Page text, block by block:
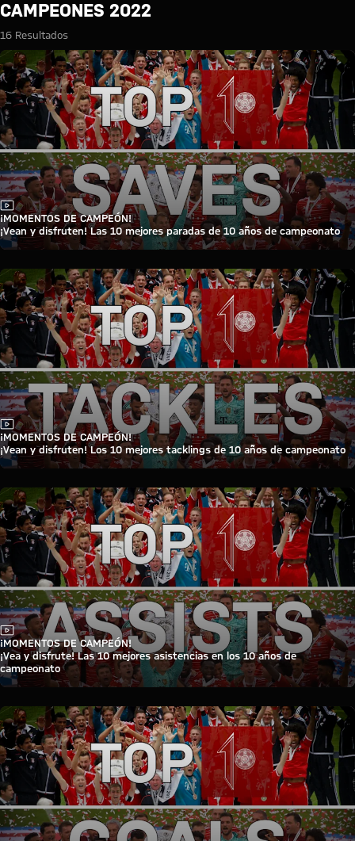
Búsqueda: Campeones 2022
CAMPEONES 2022
16 Resultados
Vídeo
¡MOMENTOS DE CAMPEÓN!
¡Vean y disfruten! Las 10 mejores paradas de 10 años de campeonato
Vídeo
¡MOMENTOS DE CAMPEÓN!
¡Vean y disfruten! Los 10 mejores tacklings de 10 años de campeonato
Vídeo
¡MOMENTOS DE CAMPEÓN!
¡Vea y disfrute! Las 10 mejores asistencias en los 10 años de
campeonato